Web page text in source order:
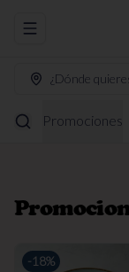
Abrir menu de
¿Dónde
Promociones
-18%